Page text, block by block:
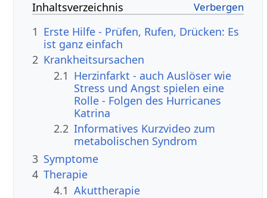
Inhaltsverzeichnis
1 Erste Hilfe - Prüfen, Rufen, Drücken: Es
ist ganz einfach
2 Krankheitsursachen
2.1 Herzinfarkt - auch Auslöser wie
Stress und Angst spielen eine
Rolle - Folgen des Hurricanes
Katrina
2.2 Informatives Kurzvideo zum
metabolischen Syndrom
3 Symptome
4 Therapie
4.1 Akuttherapie